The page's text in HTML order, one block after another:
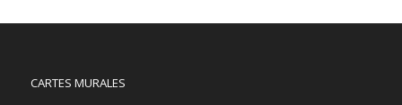
192.00 €
CARTES MURALES